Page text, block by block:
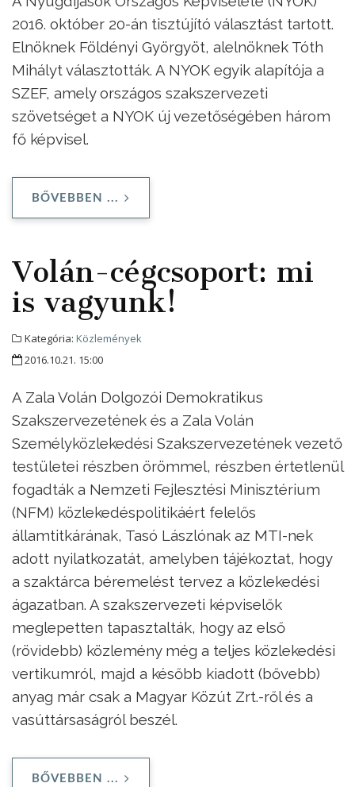
2016. október 20-án tisztújító választást tartott.
Elnöknek Földényi Györgyöt, alelnöknek Tóth
Mihályt választották. A NYOK egyik alapítója a
SZEF, amely országos szakszervezeti
szövetséget a NYOK új vezetőségében három
fő képvisel.
BŐVEBBEN ...
Volán-cégcsoport: mi
is vagyunk!
Kategória: Közlemények
2016.10.21. 15:00
A Zala Volán Dolgozói Demokratikus
Szakszervezetének és a Zala Volán
Személyközlekedési Szakszervezetének vezető
testületei részben örömmel, részben értetlenül
fogadták a Nemzeti Fejlesztési Minisztérium
(NFM) közlekedéspolitikáért felelős
államtitkárának, Tasó Lászlónak az MTI-nek
adott nyilatkozatát, amelyben tájékoztat, hogy
a szaktárca béremelést tervez a közlekedési
ágazatban. A szakszervezeti képviselők
meglepetten tapasztalták, hogy az első
(rövidebb) közlemény még a teljes közlekedési
vertikumról, majd a később kiadott (bővebb)
anyag már csak a Magyar Közút Zrt.-ről és a
vasúttársaságról beszél.
BŐVEBBEN ...